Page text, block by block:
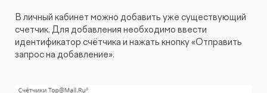
В личный кабинет можно добавить уже существующий
счетчик. Для добавления необходимо ввести
идентификатор счётчика и нажать кнопку «Отправить
запрос на добавление».